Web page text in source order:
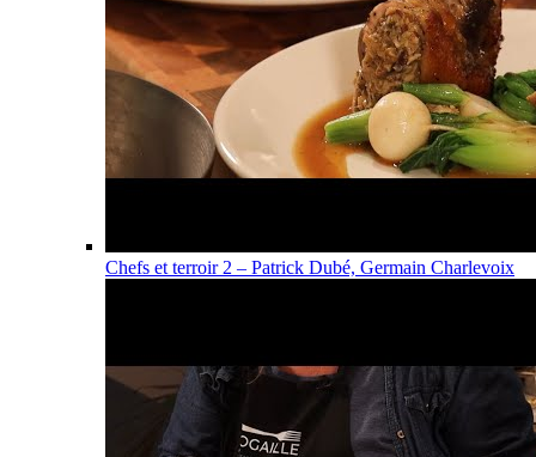
Chefs et terroir 2 – Patrick Dubé, Germain Charlevoix